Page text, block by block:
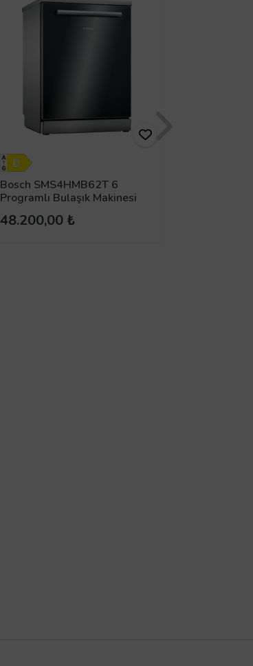
Bosch SMS4HMB62T 6
Programlı Bulaşık Makinesi
48.200,00 ₺